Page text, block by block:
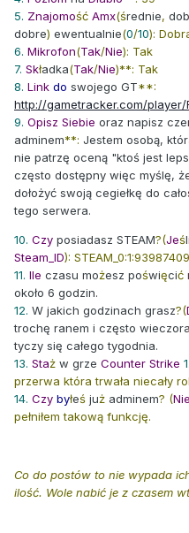
5. Znajomość Amx(średnie,
dobre) ewentualnie(0/10):
6. Mikrofon(Tak/Nie): Tak
7. Składka(Tak/Nie)**: Tak
8. Link do swojego GT**:
http://gametracker.com/player/
9. Opisz Siebie oraz napisz
adminem**: Jestem osobą,
nie patrzę oceną "ktoś jest
często dostępny więc myślę,
dołożyć swoją cegiełkę do
tego serwera.
10. Czy posiadasz STEAM?(Jeś
Steam_ID): STEAM_0:1:93987409
11. Ile czasu możesz poświęcić
około 6 godzin.
12. W jakich godzinach grasz?(
trochę ranem i często
tyczy się całego tygodnia.
13. Staż w grze Counter Strike
przerwa która trwała niecały
14. Czy byłeś już adminem? (Nie
pełniłem takową funkcję.
Co do postów to nie wypada
ilość. Wole nabić je z czasem